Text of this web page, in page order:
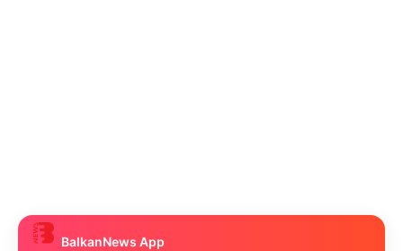
BalkanNews App